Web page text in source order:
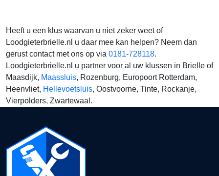
Heeft u een klus waarvan u niet zeker weet of
Loodgieterbrielle.nl u daar mee kan helpen? Neem dan
gerust contact met ons op via 0181-728118.
Loodgieterbrielle.nl u partner voor al uw klussen in Brielle of
Maasdijk, Maassluis, Rozenburg, Europoort Rotterdam,
Heenvliet, Hellevoetsluis, Oostvoorne, Tinte, Rockanje,
Vierpolders, Zwartewaal.